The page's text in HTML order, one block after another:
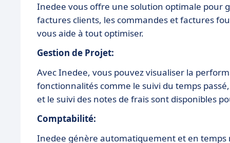
Inedee vous offre une solution optimale pour
factures clients, les commandes et factures
vous aide à tout optimiser.
Gestion de Projet:
Avec Inedee, vous pouvez visualiser la
fonctionnalités comme le suivi du temps
et le suivi des notes de frais sont disponibles
Comptabilité:
Inedee génère automatiquement et en temps